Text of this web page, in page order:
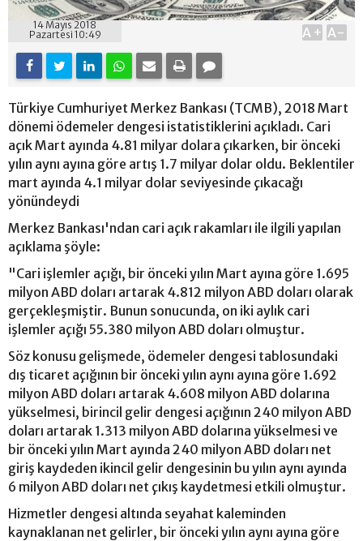
14 Mayıs 2018
Pazartesi 10:49
A+ A-
Türkiye Cumhuriyet Merkez Bankası (TCMB), 2018 Mart
dönemi ödemeler dengesi istatistiklerini açıkladı. Cari
açık Mart ayında 4.81 milyar dolara çıkarken, bir önceki
yılın aynı ayına göre artış 1.7 milyar dolar oldu. Beklentiler
mart ayında 4.1 milyar dolar seviyesinde çıkacağı
yönündeydi
Merkez Bankası'ndan cari açık rakamları ile ilgili yapılan
açıklama şöyle:
"Cari işlemler açığı, bir önceki yılın Mart ayına göre 1.695
milyon ABD doları artarak 4.812 milyon ABD doları olarak
gerçekleşmiştir. Bunun sonucunda, on iki aylık cari
işlemler açığı 55.380 milyon ABD doları olmuştur.
Söz konusu gelişmede, ödemeler dengesi tablosundaki
dış ticaret açığının bir önceki yılın aynı ayına göre 1.692
milyon ABD doları artarak 4.608 milyon ABD dolarına
yükselmesi, birincil gelir dengesi açığının 240 milyon ABD
doları artarak 1.313 milyon ABD dolarına yükselmesi ve
bir önceki yılın Mart ayında 240 milyon ABD doları net
giriş kaydeden ikincil gelir dengesinin bu yılın aynı ayında
6 milyon ABD doları net çıkış kaydetmesi etkili olmuştur.
Hizmetler dengesi altında seyahat kaleminden
kaynaklanan net gelirler, bir önceki yılın aynı ayına göre